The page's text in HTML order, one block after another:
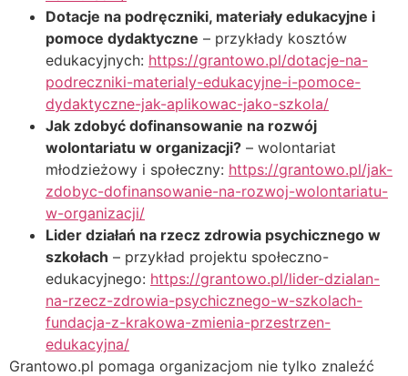
Dotacje na podręczniki, materiały edukacyjne i
pomoce dydaktyczne – przykłady kosztów
edukacyjnych: https://grantowo.pl/dotacje-na-
podreczniki-materialy-edukacyjne-i-pomoce-
dydaktyczne-jak-aplikowac-jako-szkola/
Jak zdobyć dofinansowanie na rozwój
wolontariatu w organizacji? – wolontariat
młodzieżowy i społeczny: https://grantowo.pl/jak-
zdobyc-dofinansowanie-na-rozwoj-wolontariatu-
w-organizacji/
Lider działań na rzecz zdrowia psychicznego w
szkołach – przykład projektu społeczno-
edukacyjnego: https://grantowo.pl/lider-dzialan-
na-rzecz-zdrowia-psychicznego-w-szkolach-
fundacja-z-krakowa-zmienia-przestrzen-
edukacyjna/
Grantowo.pl pomaga organizacjom nie tylko znaleźć